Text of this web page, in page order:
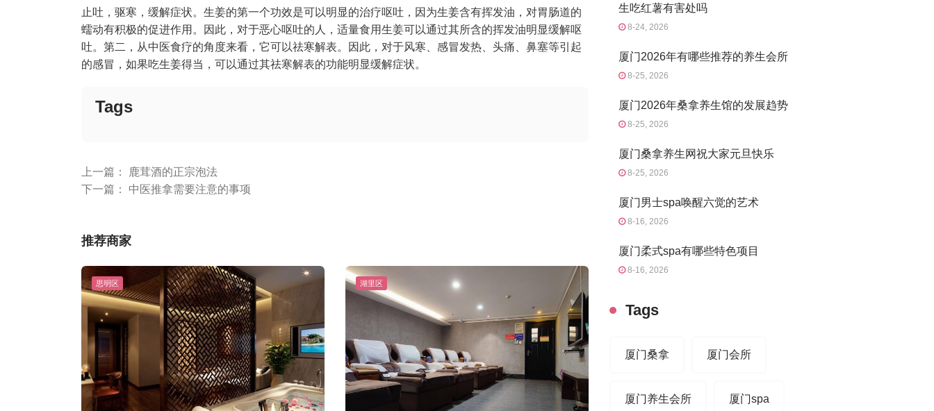
止吐，驱寒，缓解症状。生姜的第一个功效是可以明显的治疗呕吐，因为生姜含有挥发油，对胃肠道的
蠕动有积极的促进作用。因此，对于恶心呕吐的人，适量食用生姜可以通过其所含的挥发油明显缓解呕
吐。第二，从中医食疗的角度来看，它可以祛寒解表。因此，对于风寒、感冒发热、头痛、鼻塞等引起
的感冒，如果吃生姜得当，可以通过其祛寒解表的功能明显缓解症状。
Tags
上一篇：
鹿茸酒的正宗泡法
下一篇： 中医推拿需要注意的事项
推荐商家
思明区 湖里区
生吃红薯有害处吗
8-24, 2026
厦门2026年有哪些推荐的养生会所
8-25, 2026
厦门2026年桑拿养生馆的发展趋势
8-25, 2026
厦门桑拿养生网祝大家元旦快乐
8-25, 2026
厦门男士spa唤醒六觉的艺术
8-16, 2026
厦门柔式spa有哪些特色项目
8-16, 2026
Tags
厦门桑拿 厦门会所
厦门养生会所 厦门spa